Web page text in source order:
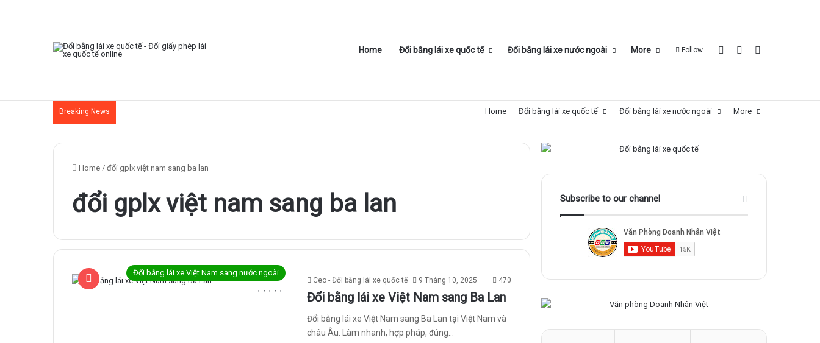
Home Đổi bằng lái xe quốc tế Đổi bằng lái xe nước ngoài More Follow Log In Sidebar
Breaking News Home Đổi bằng lái xe quốc tế Đổi bằng lái xe nước ngoài More
Home / đổi gplx việt nam sang ba lan
đổi gplx việt nam sang ba lan
Đổi bằng lái xe Việt Nam sang nước ngoài
Ceo - Đổi bằng lái xe quốc tế 9 Tháng 10, 2025 470
Đổi bằng lái xe Việt Nam sang Ba Lan
Đổi bằng lái xe Việt Nam sang Ba Lan tại Việt Nam và
châu Âu. Làm nhanh, hợp pháp, đúng…
Subscribe to our channel